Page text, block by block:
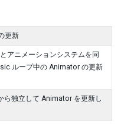
更新
アニメーションシステムを同
ループ中の Animator の更新
ら独立して Animator を更新し